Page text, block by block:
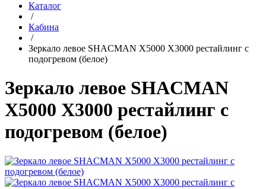
Каталог
/
Кабина
/
Зеркало левое SHACMAN X5000 X3000 рестайлинг с
подогревом (белое)
Зеркало левое SHACMAN
X5000 X3000 рестайлинг с
подогревом (белое)